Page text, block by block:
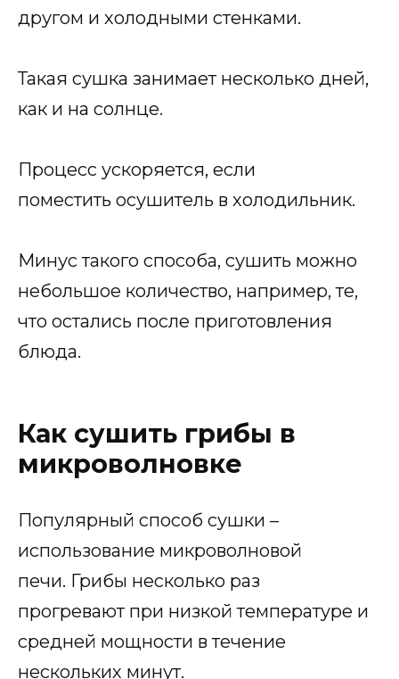
другом и холодными стенками.
Такая сушка занимает несколько дней,
как и на солнце.
Процесс ускоряется, если
поместить осушитель в холодильник.
Минус такого способа, сушить можно
небольшое количество, например, те,
что остались после приготовления
блюда.
Как сушить грибы в
микроволновке
Популярный способ сушки –
использование микроволновой
печи. Грибы несколько раз
прогревают при низкой температуре и
средней мощности в течение
нескольких минут.